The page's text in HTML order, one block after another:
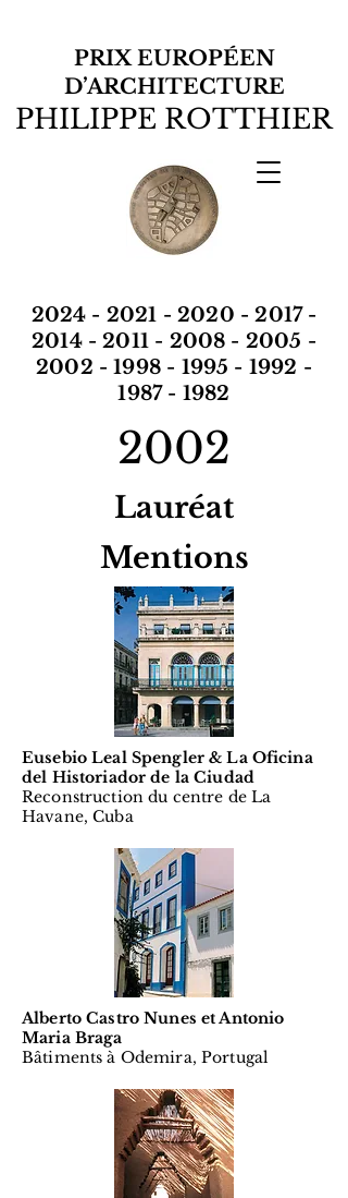
PRIX EUROPÉEN
D’ARCHITECTURE
PHILIPPE ROTTHIER
2024 - 2021 -2020 -2017-
2014-2011 - 2008 - 2005 -
2002 -1998 - 1995 - 1992 -
1987- 1982
2002
Lauréat
Mentions
Eusebio Leal Spengler & La Oficina
del Historiador de la Ciudad
Reconstruction du centre de La
Havane, Cuba
Alberto Castro Nunes et Antonio
Maria Braga
Bâtiments à Odemira, Portugal